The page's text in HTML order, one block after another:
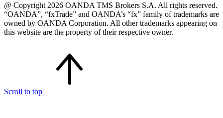
@ Copyright 2026 OANDA TMS Brokers S.A. All rights reserved.
“OANDA”, “fxTrade” and OANDA’s “fx” family of trademarks are
owned by OANDA Corporation. All other trademarks appearing on
this website are the property of their respective owner.
Scroll to top